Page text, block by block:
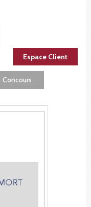
Espace Client
Concours